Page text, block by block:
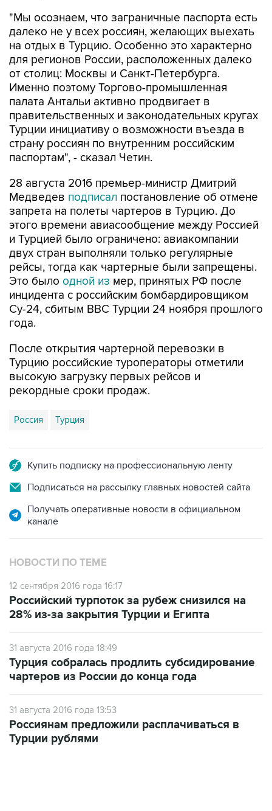
"Мы осознаем, что заграничные паспорта есть
далеко не у всех россиян, желающих выехать
на отдых в Турцию. Особенно это характерно
для регионов России, расположенных далеко
от столиц: Москвы и Санкт-Петербурга.
Именно поэтому Торгово-промышленная
палата Антальи активно продвигает в
правительственных и законодательных кругах
Турции инициативу о возможности въезда в
страну россиян по внутренним российским
паспортам", - сказал Четин.
28 августа 2016 премьер-министр Дмитрий
Медведев подписал постановление об отмене
запрета на полеты чартеров в Турцию. До
этого времени авиасообщение между Россией
и Турцией было ограничено: авиакомпании
двух стран выполняли только регулярные
рейсы, тогда как чартерные были запрещены.
Это было одной из мер, принятых РФ после
инцидента с российским бомбардировщиком
Су-24, сбитым ВВС Турции 24 ноября прошлого
года.
После открытия чартерной перевозки в
Турцию российские туроператоры отметили
высокую загрузку первых рейсов и
рекордные сроки продаж.
Россия Турция
Купить подписку на профессиональную ленту
Подписаться на рассылку главных новостей сайта
Получать оперативные новости в официальном
канале
НОВОСТИ ПО ТЕМЕ
12 сентября 2016 года 16:17
Российский турпоток за рубеж снизился на
28% из-за закрытия Турции и Египта
31 августа 2016 года 18:49
Турция собралась продлить субсидирование
чартеров из России до конца года
31 августа 2016 года 13:53
Россиянам предложили расплачиваться в
Турции рублями